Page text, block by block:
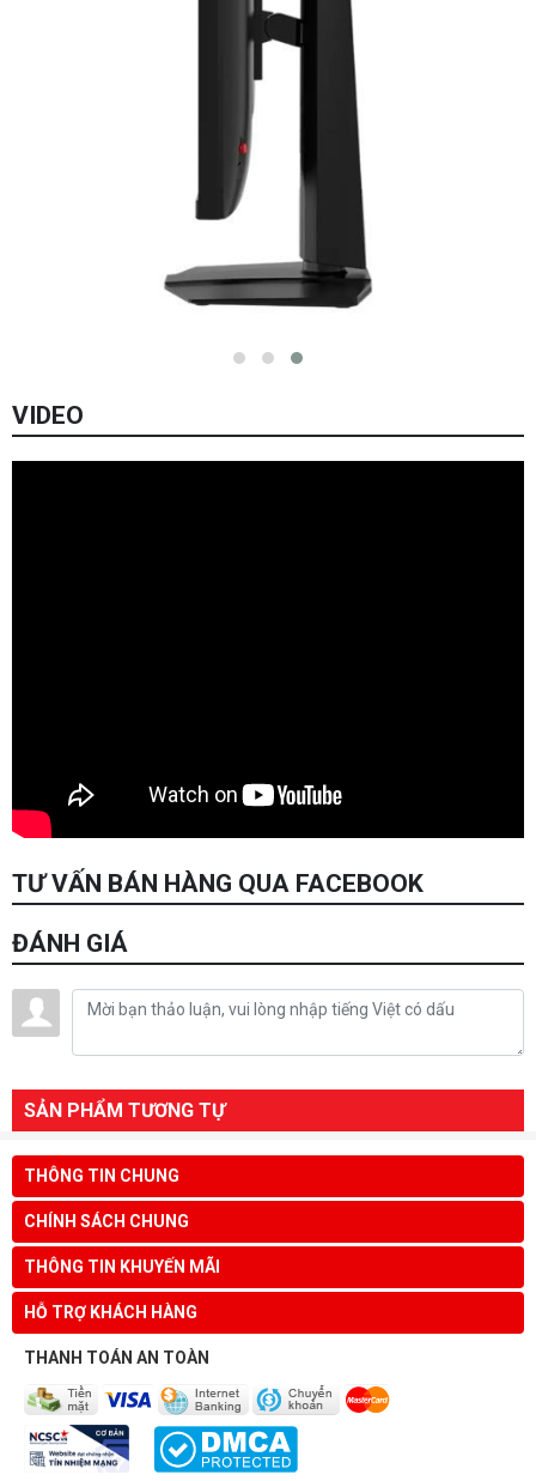
VIDEO
TƯ VẤN BÁN HÀNG QUA FACEBOOK
ĐÁNH GIÁ
SẢN PHẨM TƯƠNG TỰ
THÔNG TIN CHUNG
CHÍNH SÁCH CHUNG
THÔNG TIN KHUYẾN MÃI
HỖ TRỢ KHÁCH HÀNG
THANH TOÁN AN TOÀN